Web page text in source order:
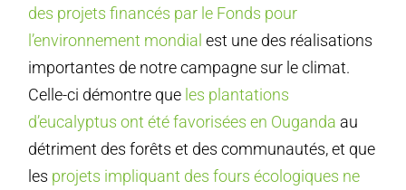
des projets financés par le Fonds pour
l’environnement mondial est une des réalisations
importantes de notre campagne sur le climat.
Celle-ci démontre que les plantations
d’eucalyptus ont été favorisées en Ouganda au
détriment des forêts et des communautés, et que
les projets impliquant des fours écologiques ne